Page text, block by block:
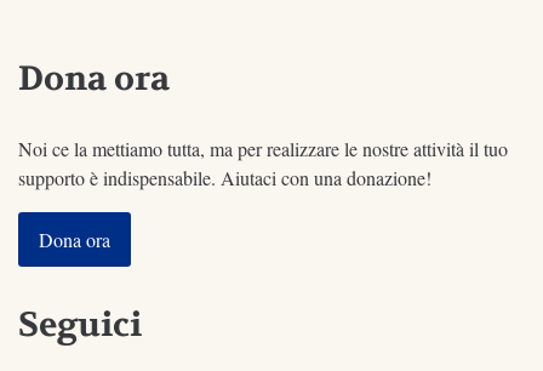
Dona ora
Noi ce la mettiamo tutta, ma per realizzare le nostre attività il tuo
supporto è indispensabile. Aiutaci con una donazione!
Dona ora
Seguici